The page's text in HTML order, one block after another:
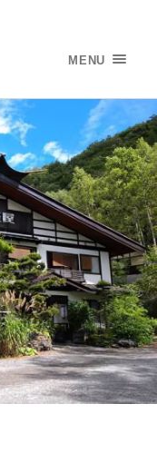
MENU